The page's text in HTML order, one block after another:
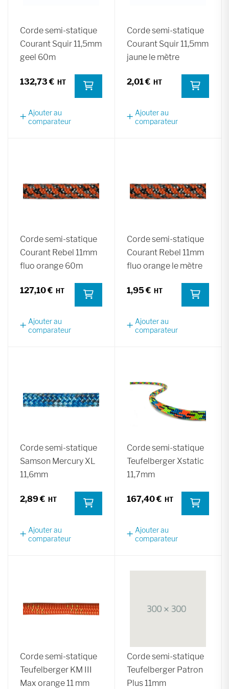
Corde semi-statique
Courant Squir 11,5mm
geel 60m
132,73 €
Ajouter au
comparateur
Corde semi-statique
Courant Squir 11,5mm
jaune le mètre
2,01 €
Ajouter au
comparateur
Corde semi-statique
Courant Rebel 11mm
fluo orange 60m
127,10 €
Ajouter au
comparateur
Corde semi-statique
Courant Rebel 11mm
fluo orange le mètre
1,95 €
Ajouter au
comparateur
Corde semi-statique
Samson Mercury XL
11,6mm
2,89 €
Ajouter au
comparateur
Corde semi-statique
Teufelberger Xstatic
11,7mm
167,40 €
Ajouter au
comparateur
Corde semi-statique
Teufelberger KM III
Max orange 11 mm
Corde semi-statique
Teufelberger Patron
Plus 11mm